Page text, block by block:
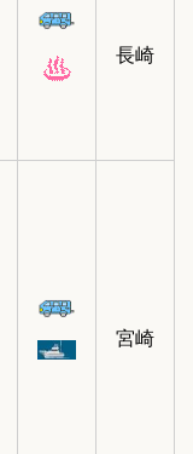
長崎
宮崎